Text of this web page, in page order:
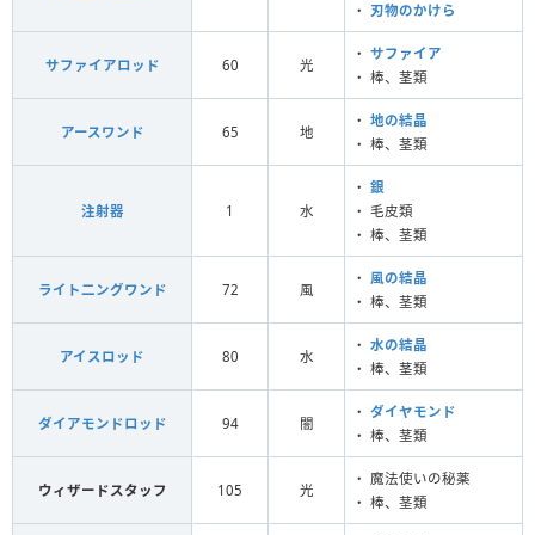
・ 刃物のかけら
サファイアロッド 60 光
・ サファイア
・ 棒、茎類
アースワンド 65 地
・ 地の結晶
・ 棒、茎類
注射器 1 水
・ 銀
・ 毛皮類
・ 棒、茎類
ライト二ングワンド 72 風
・ 風の結晶
・ 棒、茎類
アイスロッド 80 水
・ 水の結晶
・ 棒、茎類
ダイアモンドロッド 94 闇
・ ダイヤモンド
・ 棒、茎類
ウィザードスタッフ 105 光
・ 魔法使いの秘薬
・ 棒、茎類